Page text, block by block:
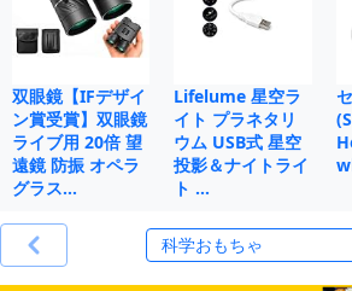
双眼鏡【IFデザイ
ン賞受賞】双眼鏡
ライブ用 20倍 望
遠鏡 防振 オペラ
グラス…
Lifelume 星空ラ
イト プラネタリ
ウム USB式 星空
投影＆ナイトライ
ト …